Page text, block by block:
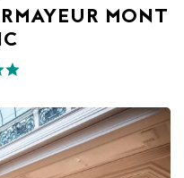
MONT